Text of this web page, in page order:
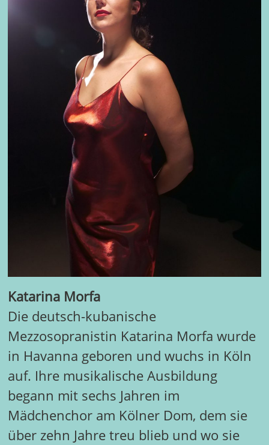
Katarina Morfa
Die deutsch-kubanische
Mezzosopranistin Katarina Morfa wurde
in Havanna geboren und wuchs in Köln
auf. Ihre musikalische Ausbildung
begann mit sechs Jahren im
Mädchenchor am Kölner Dom, dem sie
über zehn Jahre treu blieb und wo sie